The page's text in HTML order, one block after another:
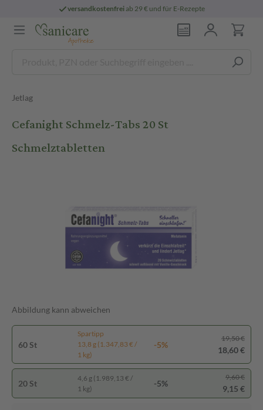
versandkostenfreiab 29 € und für E-Rezepte
Jetlag
Cefanight Schmelz-Tabs 20 St
Schmelztabletten
Abbildung kann abweichen
60 St
Spartipp
13,8 g (1.347,83 € /
1 kg)
-5%
19,50 €
18,60 €
20 St
4,6 g (1.989,13 € /
1 kg)
-5%
9,60 €
9,15 €